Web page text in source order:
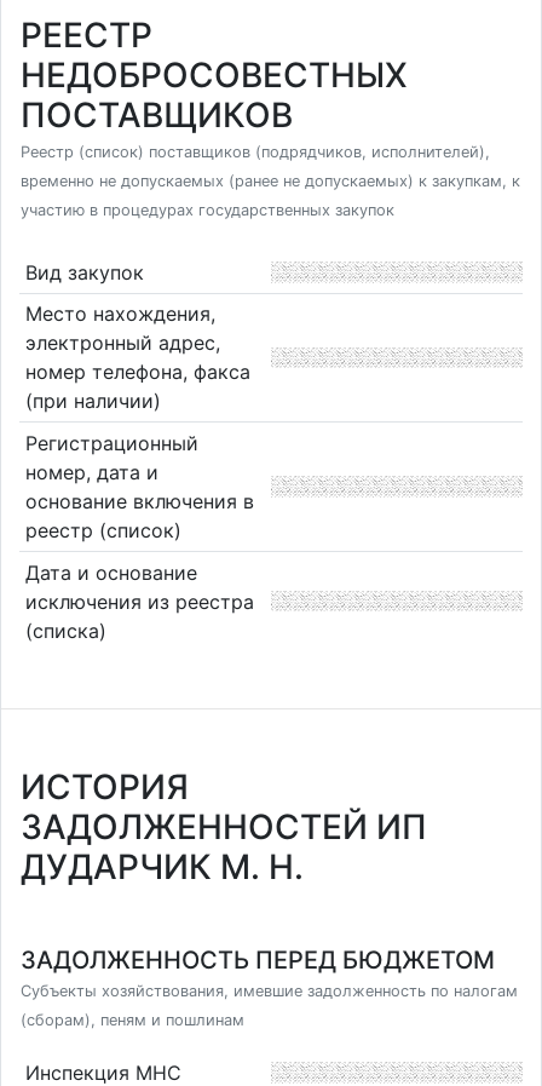
РЕЕСТР
НЕДОБРОСОВЕСТНЫХ
ПОСТАВЩИКОВ
Реестр (список) поставщиков (подрядчиков, исполнителей),
временно не допускаемых (ранее не допускаемых) к закупкам, к
участию в процедурах государственных закупок
Вид закупок
Место нахождения,
электронный адрес,
номер телефона, факса
(при наличии)
Регистрационный
номер, дата и
основание включения в
реестр (список)
Дата и основание
исключения из реестра
(списка)
ИСТОРИЯ
ЗАДОЛЖЕННОСТЕЙ ИП
ДУДАРЧИК М. Н.
ЗАДОЛЖЕННОСТЬ ПЕРЕД БЮДЖЕТОМ
Субъекты хозяйствования, имевшие задолженность по налогам
(сборам), пеням и пошлинам
Инспекция МНС